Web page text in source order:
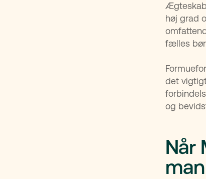
høj grad
fælles
det
og
Når